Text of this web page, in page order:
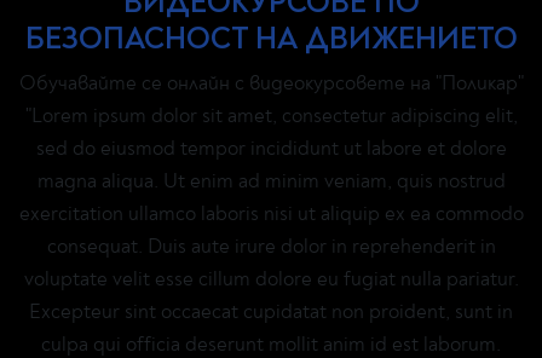
БЕЗОПАСНОСТ НА ДВИЖЕНИЕТО
Обучавайте се онлайн с видеокурсовете на "Поликар"
"Lorem ipsum dolor sit amet, consectetur adipiscing elit,
sed do eiusmod tempor incididunt ut labore et dolore
magna aliqua. Ut enim ad minim veniam, quis nostrud
exercitation ullamco laboris nisi ut aliquip ex ea commodo
consequat. Duis aute irure dolor in reprehenderit in
voluptate velit esse cillum dolore eu fugiat nulla pariatur.
Excepteur sint occaecat cupidatat non proident, sunt in
culpa qui officia deserunt mollit anim id est laborum.